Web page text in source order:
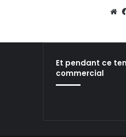
Et pendant ce
commercial